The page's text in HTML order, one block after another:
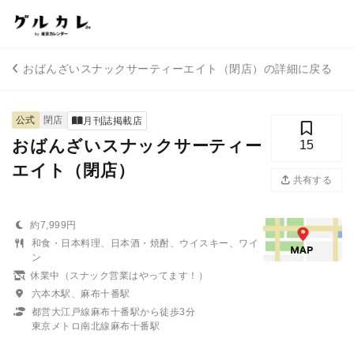
おばんざいスナックサーティーエイト（閉店）の詳細に戻る
公式 閉店 月刊誌掲載店
おばんざいスナックサーティー
エイト（閉店）
15
共有する
約7,999円
和食・日本料理、日本酒・焼酎、ウイスキー、ワイ
ン
休業中（スナック営業はやってます！）
六本木駅、麻布十番駅
都営大江戸線麻布十番駅から徒歩3分
東京メトロ南北線麻布十番駅